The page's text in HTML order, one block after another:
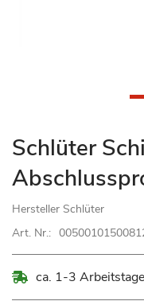
Zum
Anfang
der
springen
Schlüter
Hersteller Schlüter
Art. Nr.:
ca. 1-3